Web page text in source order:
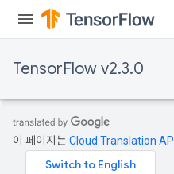
TensorFlow v2.3.0
이 페이지는Cloud Translation API